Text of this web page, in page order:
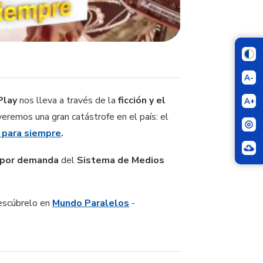
A-
A+
nos lleva a través de laficción y el
una gran catástrofe en el país: el
siempre.
demanda del Sistema de Medios
en Mundo Paralelos -